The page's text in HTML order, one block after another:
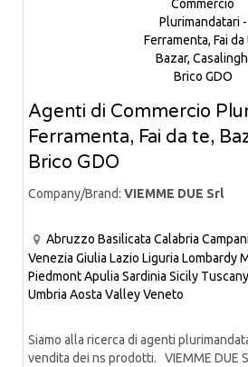
Agenti di Commercio
Ferramenta, Fai da te,
Brico GDO
Company/Brand: VIEMME DUE Srl
Abruzzo Basilicata Calabria
Venezia Giulia Lazio Liguria Lombardy
PiedmontApulia Sardinia Sicily Tuscany
Umbria Aosta ValleyVeneto
Siamo alla ricerca di agenti
vendita dei ns prodotti. VIEMME DUE